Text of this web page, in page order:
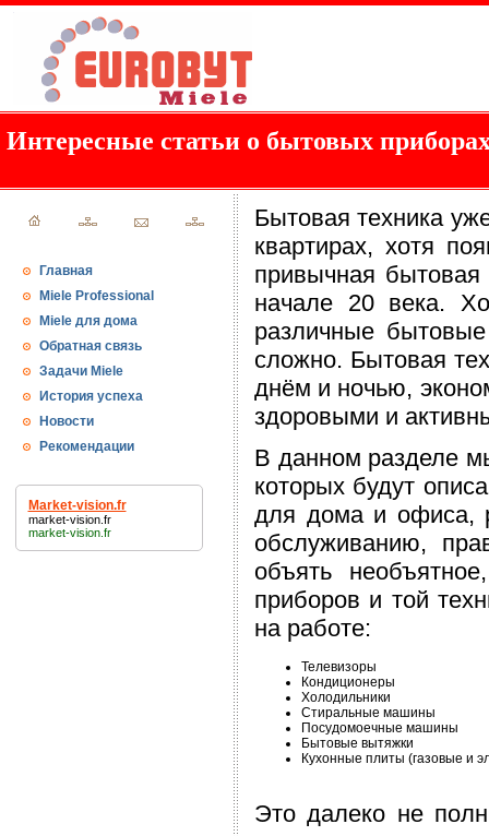
Интересные статьи о бытовых
Главная
Miele Professional
Miele для дома
Обратная связь
Задачи Miele
История успеха
Новости
Рекомендации
Market-vision.fr
market-vision.fr
market-vision.fr
Бытовая техника
квартирах, хотя
привычная
начале 20 века.
различные
сложно. Бытовая
днём и ночью,
здоровыми и
В данном разделе
которых будут
для дома и офиса,
обслуживанию,
объять
приборов и той
на работе:
Телевизоры
Кондиционеры
Холодильники
Стиральные машины
Посудомоечные машины
Бытовые вытяжки
Кухонные плиты (газовые и
Это далеко не